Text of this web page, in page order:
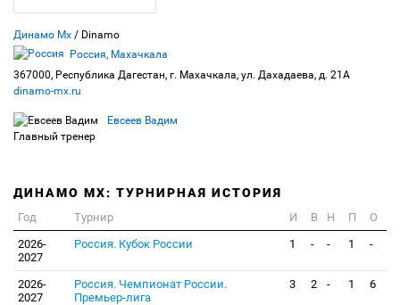
Динамо Мх / Dinamo
Россия, Махачкала
367000, Республика Дагестан, г. Махачкала, ул. Дахадаева, д. 21А
dinamo-mx.ru
Евсеев Вадим
Главный тренер
ДИНАМО МХ: ТУРНИРНАЯ ИСТОРИЯ
Год Турнир И В Н П
О
2026-
2027
Россия. Кубок России 1 - - 1 -
2026-
2027
Россия. Чемпионат России.
Премьер-лига
3 2 - 1 6